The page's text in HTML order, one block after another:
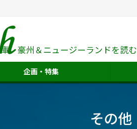
、豪州＆ニュージーランドを読む
企画・特集
その他